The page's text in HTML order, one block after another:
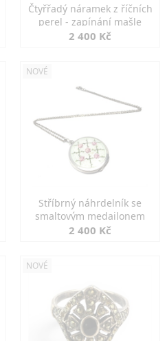
Čtyřřadý náramek z říčních
perel - zapínání mašle
2 400 Kč
NOVÉ
Stříbrný náhrdelník se
smaltovým medailonem
2 400 Kč
NOVÉ